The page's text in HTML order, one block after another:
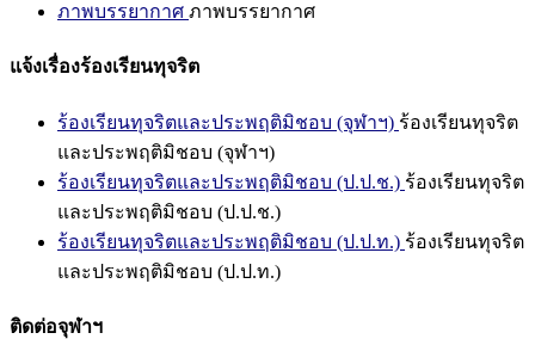
ภาพบรรยากาศ ภาพบรรยากาศ
แจ้งเรื่องร้องเรียนทุจริต
ร้องเรียนทุจริตและประพฤติมิชอบ (จุฬาฯ) ร้องเรียนทุจริต
และประพฤติมิชอบ (จุฬาฯ)
ร้องเรียนทุจริตและประพฤติมิชอบ (ป.ป.ช.) ร้องเรียนทุจริต
และประพฤติมิชอบ (ป.ป.ช.)
ร้องเรียนทุจริตและประพฤติมิชอบ (ป.ป.ท.) ร้องเรียนทุจริต
และประพฤติมิชอบ (ป.ป.ท.)
ติดต่อจุฬาฯ